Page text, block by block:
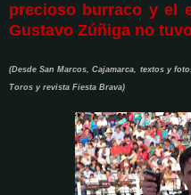
precioso burraco y el
Gustavo Zúñiga no
(Desde San Marcos, Cajamarca, textos y
Toros y revista Fiesta Brava)